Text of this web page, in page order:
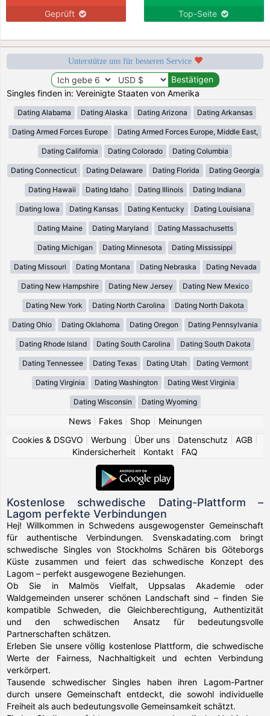
Geprüft Top-Seite
Unterstütze uns für besseren Service
Singles finden in: Vereinigte Staaten von Amerika
Dating Alabama Dating Alaska Dating Arizona Dating Arkansas
Dating Armed Forces Europe Dating Armed Forces Europe, Middle East,
Dating California Dating Colorado Dating Columbia
Dating Connecticut Dating Delaware Dating Florida Dating Georgia
Dating Hawaii Dating Idaho Dating Illinois Dating Indiana
Dating Iowa Dating Kansas Dating Kentucky Dating Louisiana
Dating Maine Dating Maryland Dating Massachusetts
Dating Michigan Dating Minnesota Dating Mississippi
Dating Missouri Dating Montana Dating Nebraska Dating Nevada
Dating New Hampshire Dating New Jersey Dating New Mexico
Dating New York Dating North Carolina Dating North Dakota
Dating Ohio Dating Oklahoma Dating Oregon Dating Pennsylvania
Dating Rhode Island Dating South Carolina Dating South Dakota
Dating Tennessee Dating Texas Dating Utah Dating Vermont
Dating Virginia Dating Washington Dating West Virginia
Dating Wisconsin Dating Wyoming
News| Fakes| Shop
Meinungen
Cookies & DSGVO
Werbung Über uns Datenschutz AGB
Kindersicherheit
Kontakt FAQ
Kostenlose schwedische Dating-Plattform –
Lagom perfekte Verbindungen
Hej! Willkommen in Schwedens ausgewogenster Gemeinschaft
für authentische Verbindungen. Svenskadating.com bringt
schwedische Singles von Stockholms Schären bis Göteborgs
Küste zusammen und feiert das schwedische Konzept des
Lagom – perfekt ausgewogene Beziehungen.
Ob Sie in Malmös Vielfalt, Uppsalas Akademie oder
Waldgemeinden unserer schönen Landschaft sind – finden Sie
kompatible Schweden, die Gleichberechtigung, Authentizität
und den schwedischen Ansatz für bedeutungsvolle
Partnerschaften schätzen.
Erleben Sie unsere völlig kostenlose Plattform, die schwedische
Werte der Fairness, Nachhaltigkeit und echten Verbindung
verkörpert.
Tausende schwedischer Singles haben ihren Lagom-Partner
durch unsere Gemeinschaft entdeckt, die sowohl individuelle
Freiheit als auch bedeutungsvolle Gemeinsamkeit schätzt.